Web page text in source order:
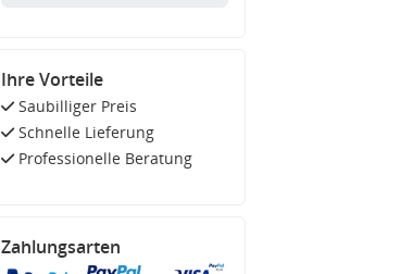
Ihre Vorteile
Saubilliger Preis
Schnelle Lieferung
Professionelle Beratung
Zahlungsarten